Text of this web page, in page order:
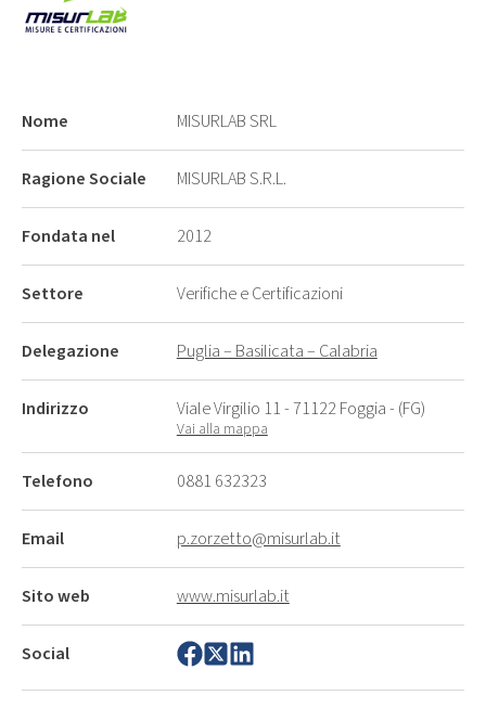
Nome MISURLAB SRL
Ragione Sociale MISURLAB S.R.L.
Fondata nel 2012
Settore Verifiche e Certificazioni
Delegazione Puglia – Basilicata – Calabria
Indirizzo Viale Virgilio 11 - 71122 Foggia - (FG)
Vai alla mappa
Telefono 0881 632323
Email p.zorzetto@misurlab.it
Sito web www.misurlab.it
Social